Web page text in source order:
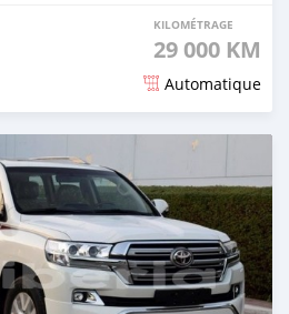
KILOMÉTRAGE
29 000 KM
Automatique